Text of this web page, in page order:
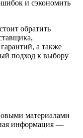
и сэкономить
обратить
а также
подход к выбору
материалами
информация —